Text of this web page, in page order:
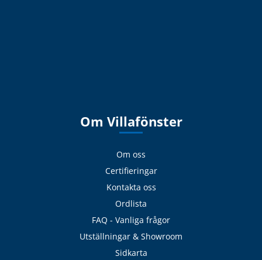
Om Villafönster
Om oss
Certifieringar
Kontakta oss
Ordlista
FAQ - Vanliga frågor
Utställningar & Showroom
Sidkarta